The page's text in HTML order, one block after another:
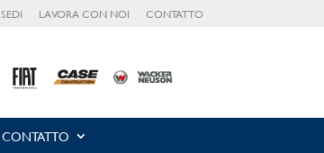
SEDI LAVORA CON NOI CONTATTO
CONTATTO